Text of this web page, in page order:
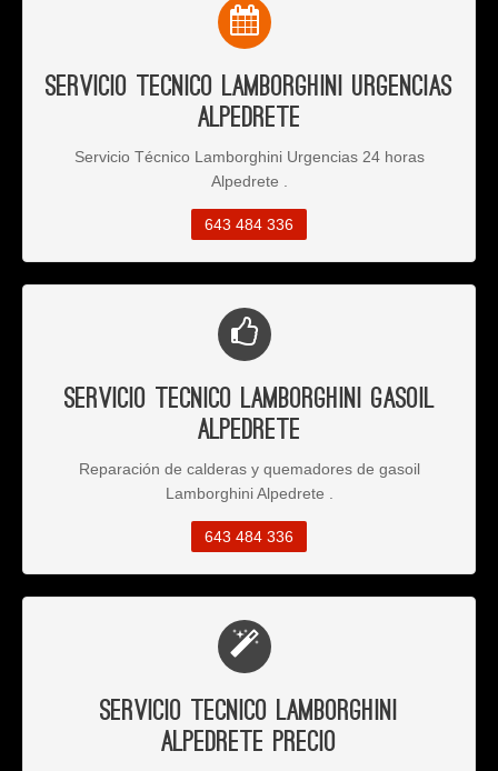
Servicio Tecnico Lamborghini Urgencias
Alpedrete
Servicio Técnico Lamborghini Urgencias 24 horas
Alpedrete .
643 484 336
Servicio Tecnico Lamborghini Gasoil
Alpedrete
Reparación de calderas y quemadores de gasoil
Lamborghini Alpedrete .
643 484 336
Servicio Tecnico Lamborghini
Alpedrete Precio